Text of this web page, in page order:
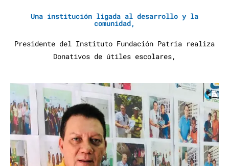
Una institución ligada al desarrollo y la
comunidad,
Presidente del Instituto Fundación Patria realiza
Donativos de útiles escolares,